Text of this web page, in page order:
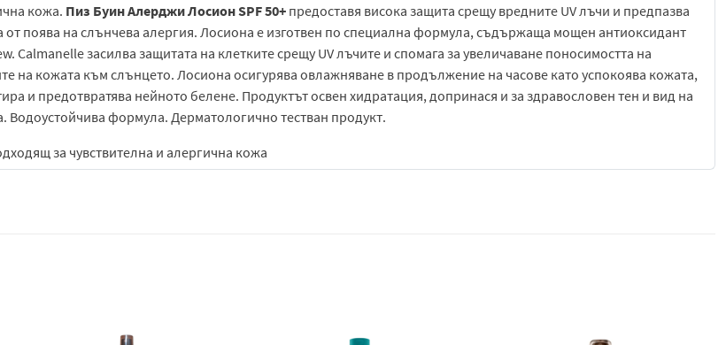
кожа. Пиз Буин Алерджи Лосион SPF 50+ предоставя висока защита срещу вредните UV лъчи и предпазва
от поява на слънчева алергия. Лосиона е изготвен по специална формула, съдържаща мощен антиоксидант
Calmanelle засилва защитата на клетките срещу UV лъчите и спомага за увеличаване поносимостта на
на кожата към слънцето. Лосиона осигурява овлажняване в продължение на часове като успокоява кожата,
и предотвратява нейното белене. Продуктът освен хидратация, допринася и за здравословен тен и вид на
Водоустойчива формула. Дерматологично тестван продукт.
за чувствителна и алергична кожа
висока защита срещу вредните UV лъчи и предпазва кожата от поява на слънчева алергия